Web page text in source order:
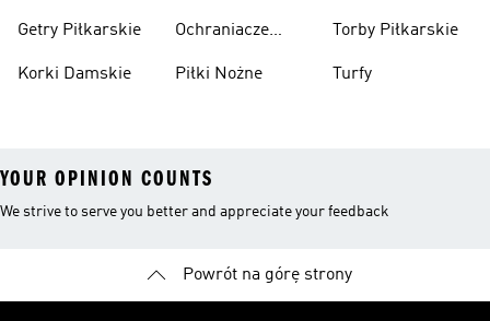
Getry Piłkarskie
Korki Damskie
Dzieci
Ochraniacze
Piłki Nożne
Torby Piłkarskie
Turfy
YOUR OPINION COUNTS
We strive to serve you better and appreciate your feedback
Powrót na górę strony